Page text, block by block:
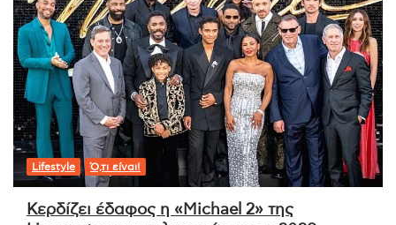
Lifestyle Ό,τι είναι!
Κερδίζει έδαφος η «Michael 2» της